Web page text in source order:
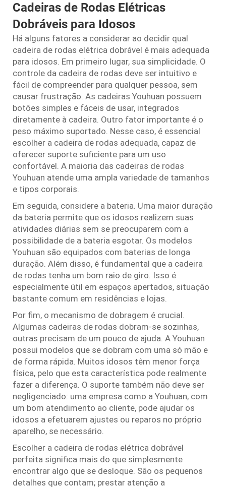
Cadeiras de Rodas Elétricas
Dobráveis para Idosos
Há alguns fatores a considerar ao decidir qual
cadeira de rodas elétrica dobrável é mais adequada
para idosos. Em primeiro lugar, sua simplicidade. O
controle da cadeira de rodas deve ser intuitivo e
fácil de compreender para qualquer pessoa, sem
causar frustração. As cadeiras Youhuan possuem
botões simples e fáceis de usar, integrados
diretamente à cadeira. Outro fator importante é o
peso máximo suportado. Nesse caso, é essencial
escolher a cadeira de rodas adequada, capaz de
oferecer suporte suficiente para um uso
confortável. A maioria das cadeiras de rodas
Youhuan atende uma ampla variedade de tamanhos
e tipos corporais.
Em seguida, considere a bateria. Uma maior duração
da bateria permite que os idosos realizem suas
atividades diárias sem se preocuparem com a
possibilidade de a bateria esgotar. Os modelos
Youhuan são equipados com baterias de longa
duração. Além disso, é fundamental que a cadeira
de rodas tenha um bom raio de giro. Isso é
especialmente útil em espaços apertados, situação
bastante comum em residências e lojas.
Por fim, o mecanismo de dobragem é crucial.
Algumas cadeiras de rodas dobram-se sozinhas,
outras precisam de um pouco de ajuda. A Youhuan
possui modelos que se dobram com uma só mão e
de forma rápida. Muitos idosos têm menor força
física, pelo que esta característica pode realmente
fazer a diferença. O suporte também não deve ser
negligenciado: uma empresa como a Youhuan, com
um bom atendimento ao cliente, pode ajudar os
idosos a efetuarem ajustes ou reparos no próprio
aparelho, se necessário.
Escolher a cadeira de rodas elétrica dobrável
perfeita significa mais do que simplesmente
encontrar algo que se desloque. São os pequenos
detalhes que contam; prestar atenção a